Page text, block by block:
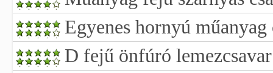
Egyenes hornyú műanyag
D fejű önfúró